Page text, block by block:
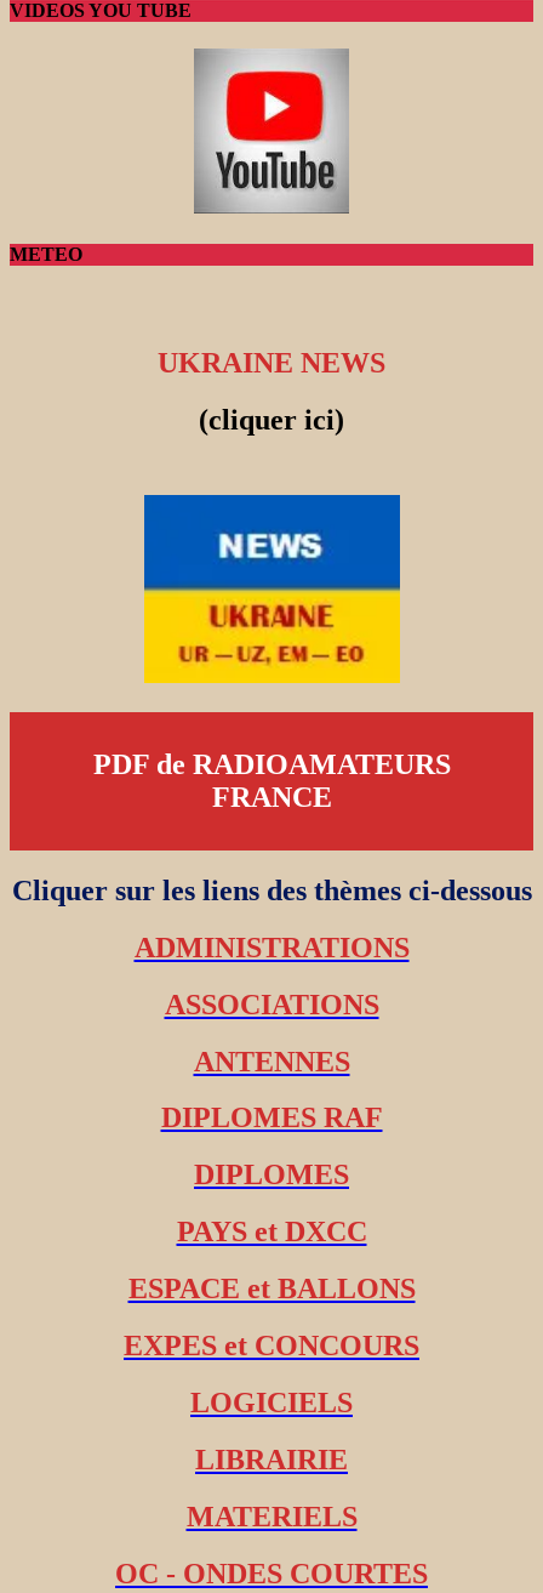
VIDEOS YOU TUBE
METEO
UKRAINE NEWS
(cliquer ici)
PDF de RADIOAMATEURS
FRANCE
Cliquer sur les liens des thèmes ci-dessous
ADMINISTRATIONS
ASSOCIATIONS
ANTENNES
DIPLOMES RAF
DIPLOMES
PAYS et DXCC
ESPACE et BALLONS
EXPES et CONCOURS
LOGICIELS
LIBRAIRIE
MATERIELS
OC - ONDES COURTES